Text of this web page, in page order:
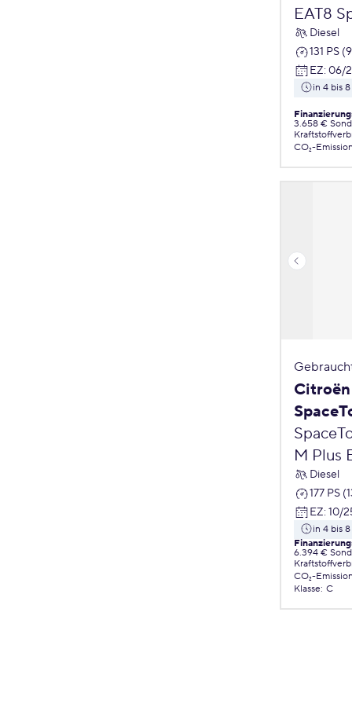
EAT8
Diesel
131 PS
EZ: 06/
in 4 bis
3.658 €
CO₂-
Citroën
M Plus
Diesel
177 PS
EZ: 10/
in 4 bis
6.394 €
CO₂-
Klasse: C